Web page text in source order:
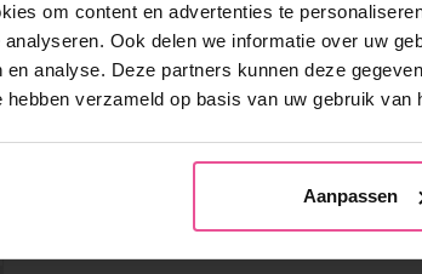
om content en advertenties te
Ook delen we informatie over uw
en analyse. Deze partners kunnen deze
verzameld op basis van uw gebruik van
Aanpassen
Op voorraad
115,90 €